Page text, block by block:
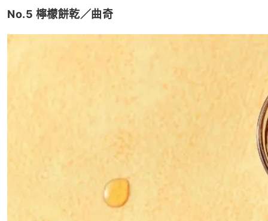
No.5 檸檬餅乾／曲奇